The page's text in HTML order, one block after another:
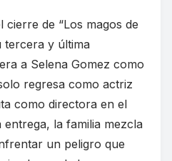
cierre de “Los magos de
tercera y última
a Selena Gomez como
regresa como actriz
como directora en el
entrega, la familia mezcla
un peligro que